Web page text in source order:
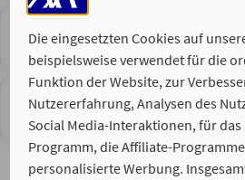
Die eingesetzten Cookies auf
beispielsweise verwendet für die
Funktion der Website, zur
Nutzererfahrung, Analysen des
Social Media-Interaktionen, für
Programm, die Affiliate-
personalisierte Werbung.
Rund um Ihr Fahrzeug
Sie möchten einen Schaden